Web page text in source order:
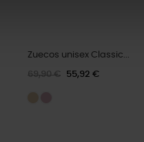
Zuecos unisex Classic...
69,90 € 55,92 €